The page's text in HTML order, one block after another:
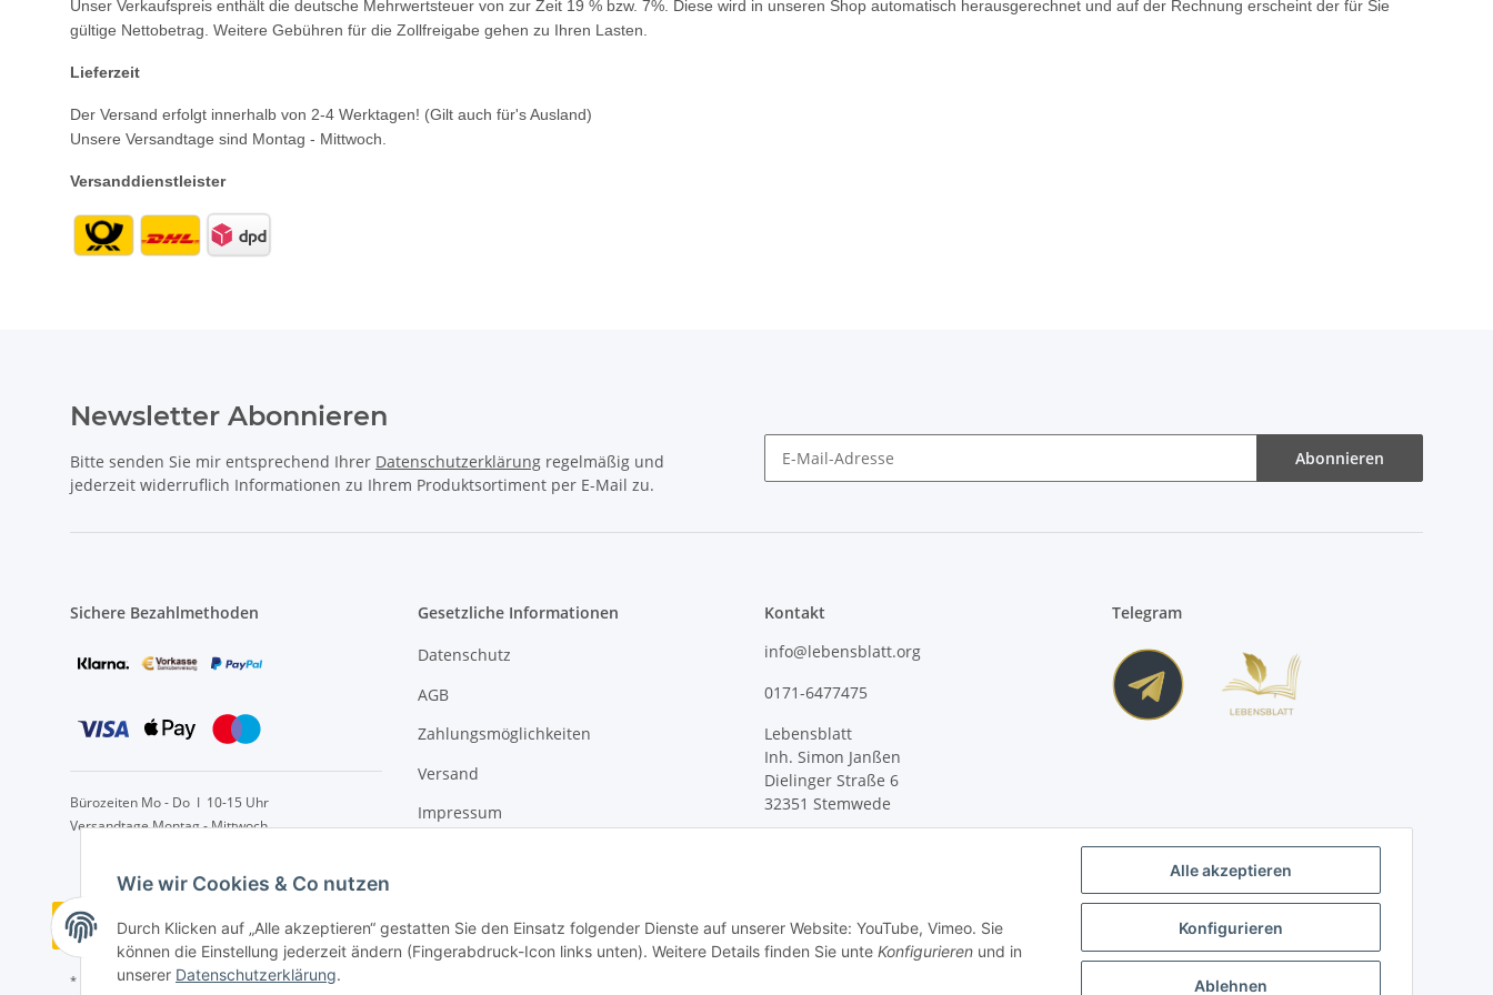
Unser Verkaufspreis enthält die deutsche Mehrwertsteuer von zur Zeit 19 % bzw. 7%. Diese wird in unseren Shop automatisch herausgerechnet und auf der Rechnung erscheint der für Sie
gültige Nettobetrag. Weitere Gebühren für die Zollfreigabe gehen zu Ihren Lasten.
Lieferzeit
Der Versand erfolgt innerhalb von 2-4 Werktagen! (Gilt auch für's Ausland)
Unsere Versandtage sind Montag - Mittwoch.
Versanddienstleister
Newsletter Abonnieren
Bitte senden Sie mir entsprechend Ihrer Datenschutzerklärung regelmäßig und
jederzeit widerruflich Informationen zu Ihrem Produktsortiment per E-Mail zu.
Abonnieren
Sichere Bezahlmethoden
Bürozeiten Mo - Do I 10-15 Uhr
Versandtage Montag - Mittwoch
Gesetzliche Informationen
Datenschutz
AGB
Zahlungsmöglichkeiten
Versand
Impressum
Kontakt
info@lebensblatt.org
0171-6477475
Lebensblatt
Inh. Simon Janßen
Dielinger Straße 6
32351 Stemwede
Telegram
Vertrag widerrufen
* Alle Preise inkl. gesetzlicher USt., zzgl.Versand
Wie wir Cookies & Co nutzen
Durch Klicken auf „Alle akzeptieren“ gestatten Sie den Einsatz folgender Dienste auf unserer Website: YouTube, Vimeo. Sie
können die Einstellung jederzeit ändern (Fingerabdruck-Icon links unten). Weitere Details finden Sie unte Konfigurieren und in
unserer Datenschutzerklärung.
Alle akzeptieren
Konfigurieren
Ablehnen